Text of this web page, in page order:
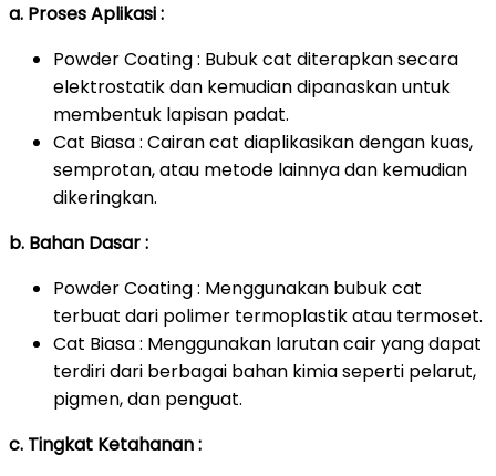
a. Proses Aplikasi :
Powder Coating : Bubuk cat diterapkan secara
elektrostatik dan kemudian dipanaskan untuk
membentuk lapisan padat.
Cat Biasa : Cairan cat diaplikasikan dengan kuas,
semprotan, atau metode lainnya dan kemudian
dikeringkan.
b. Bahan Dasar :
Powder Coating : Menggunakan bubuk cat
terbuat dari polimer termoplastik atau termoset.
Cat Biasa : Menggunakan larutan cair yang dapat
terdiri dari berbagai bahan kimia seperti pelarut,
pigmen, dan penguat.
c. Tingkat Ketahanan :